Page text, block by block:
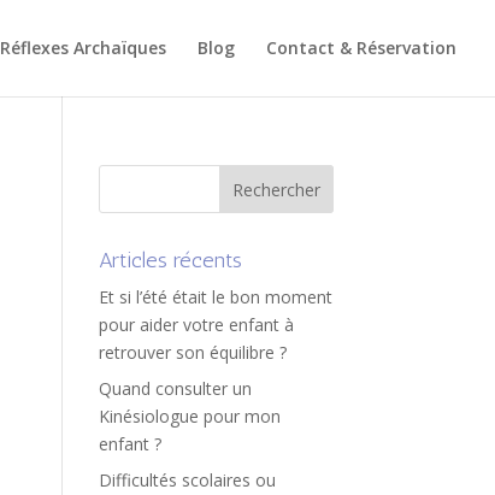
Réflexes Archaïques Blog Contact & Réservation
Articles récents
Et si l’été était le bon moment
pour aider votre enfant à
retrouver son équilibre ?
Quand consulter un
Kinésiologue pour mon
enfant ?
Difficultés scolaires ou